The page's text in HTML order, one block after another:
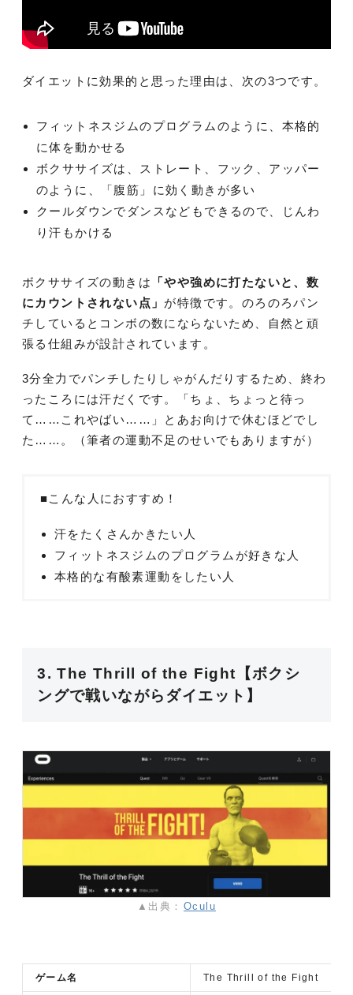
ダイエットに効果的と思った理由は、次の3つです。
フィットネスジムのプログラムのように、本格的
に体を動かせる
ボクササイズは、ストレート、フック、アッパー
のように、「腹筋」に効く動きが多い
クールダウンでダンスなどもできるので、じんわ
り汗もかける
ボクササイズの動きは 「やや強めに打たないと、数
にカウントされない点 」 が特徴です。のろのろパン
チしているとコンボの数にならないため、自然と頑
張る仕組みが設計されています。
3分全力でパンチしたりしゃがんだりするため、終わ
ったころには汗だくです。「ちょ、ちょっと待っ
て……これやばい……」とあお向けで休むほどでし
た……。（筆者の運動不足のせいでもありますが）
■こんな人におすすめ！
汗をたくさんかきたい人
フィットネスジムのプログラムが好きな人
本格的な有酸素運動をしたい人
3. The Thrill of the Fight【ボクシ
ングで戦いながらダイエット】
▲出典： Oculu
ゲーム名 The Thrill of the Fight